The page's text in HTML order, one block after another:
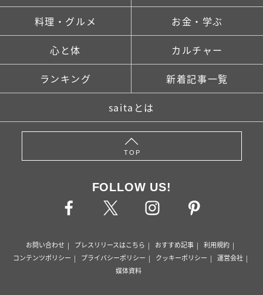
料理・グルメ お金・学ぶ
心と体 カルチャー
ランキング 新着記事一覧
saitaとは
TOP
FOLLOW US!
お問い合わせ プレスリリースはこちら おすすめ記事
利用規約
コンテンツポリシー
プライバシーポリシー クッキーポリシー
運営会社
媒体資料